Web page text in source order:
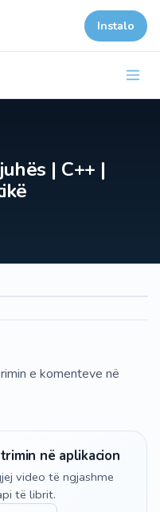
Instalo
| C++ |
e komenteve në
në aplikacion
video të ngjashme
të librit.